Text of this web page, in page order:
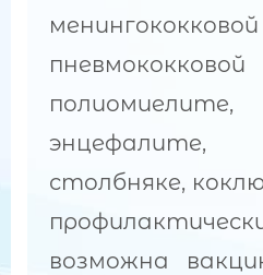
столбняке,
возможна